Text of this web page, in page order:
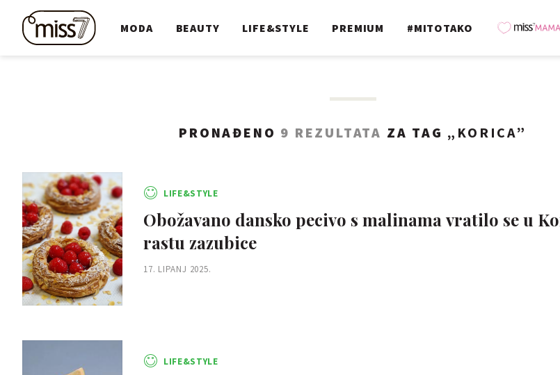
MODA BEAUTY LIFE&STYLE PREMIUM #MITOTAKO
PRONAĐENO 9 REZULTATA ZA TAG „ KORICA”
LIFE&STYLE
Obožavano dansko pecivo s malinama vratilo se u
rastu zazubice
17. LIPANJ 2025.
LIFE&STYLE